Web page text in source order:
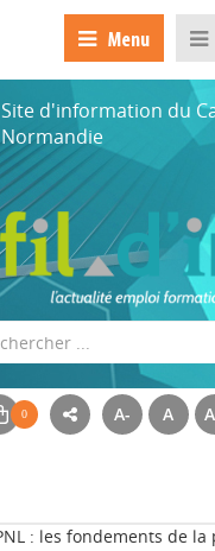
Menu
Site d'information du
Normandie
A- A